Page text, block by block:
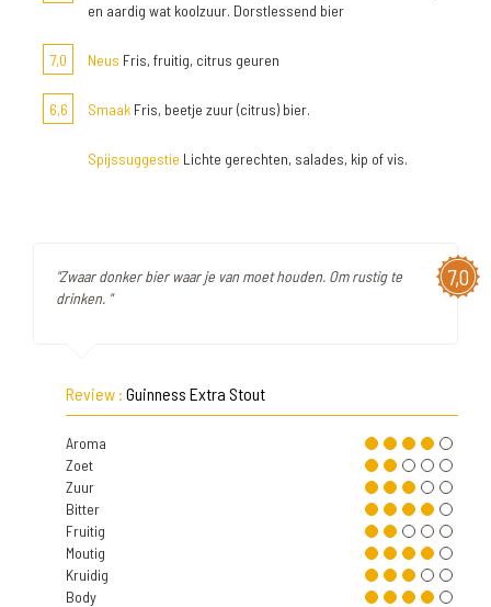
en aardig wat koolzuur. Dorstlessend bier
7,0 Neus Fris, fruitig, citrus geuren
6,6 Smaak Fris, beetje zuur (citrus) bier.
Spijssuggestie Lichte gerechten, salades, kip of vis.
7,0
"Zwaar donker bier waar je van moet houden. Om rustig te
drinken. "
Review : Guinness Extra Stout
Aroma
Zoet
Zuur
Bitter
Fruitig
Moutig
Kruidig
Body